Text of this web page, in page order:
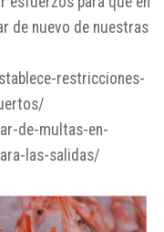
de nuevo de nuestras
restricciones-
de-multas-en-
las-salidas/